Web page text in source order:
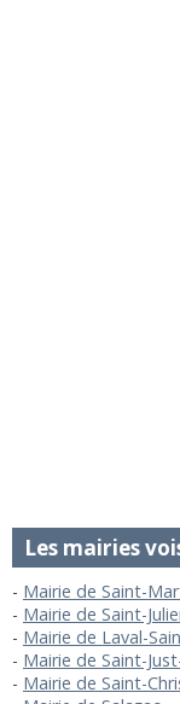
Les mairies
Mairie de Saint-
Mairie de Saint-
Mairie de Laval-
Mairie de Saint-
Mairie de Saint-